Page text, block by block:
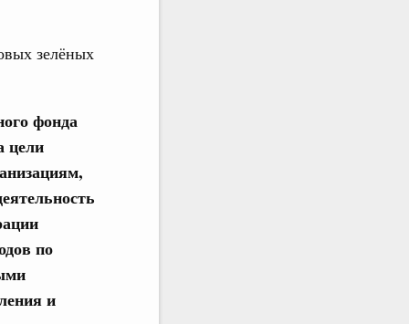
зелёных
фонда
цели
по
и